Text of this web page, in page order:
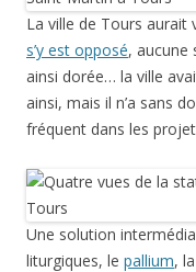
La ville de Tours
s’y est opposé, aucune
ainsi dorée… la ville
ainsi, mais il n’a sans
fréquent dans les
Une solution
liturgiques, le pallium,